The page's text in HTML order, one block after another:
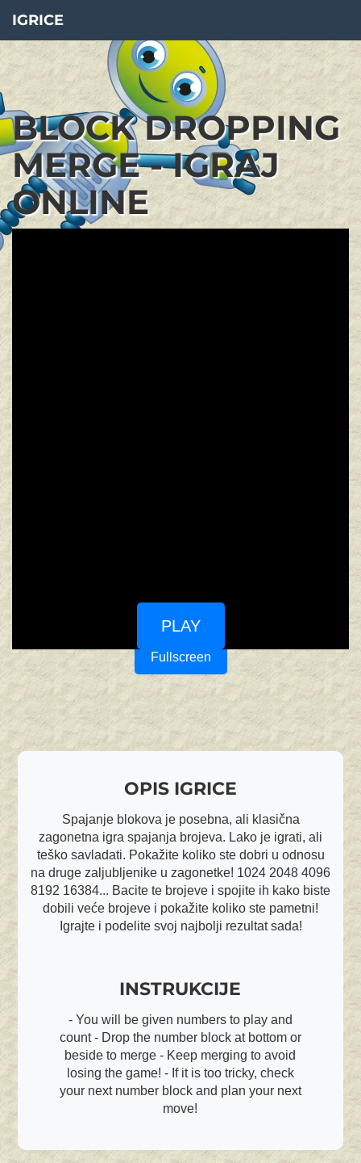
IGRICE
BLOCK DROPPING
MERGE - IGRAJ
ONLINE
PLAY
Fullscreen
OPIS IGRICE
Spajanje blokova je posebna, ali klasična
zagonetna igra spajanja brojeva. Lako je igrati, ali
teško savladati. Pokažite koliko ste dobri u odnosu
na druge zaljubljenike u zagonetke! 1024 2048 4096
8192 16384... Bacite te brojeve i spojite ih kako biste
dobili veće brojeve i pokažite koliko ste pametni!
Igrajte i podelite svoj najbolji rezultat sada!
INSTRUKCIJE
- You will be given numbers to play and
count - Drop the number block at bottom or
beside to merge - Keep merging to avoid
losing the game! - If it is too tricky, check
your next number block and plan your next
move!